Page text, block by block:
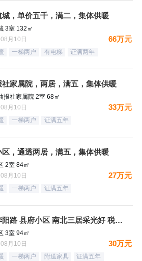
城，单价五千，满二，集体供暖
3室 132㎡
月10日
66万元
一梯两户 有电梯 证满两年
社家属院，两居，满五，集体供暖
报社家属院 2室 68㎡
月10日
33万元
一梯两户 证满五年
区，通透两居，满五，集体供暖
2室 84㎡
月10日
27万元
一梯两户 证满五年
双塔华阳路 县府小区 南北三居采光好 税费低
3室 94㎡
月10日
30万元
一梯两户 附送家具 证满五年